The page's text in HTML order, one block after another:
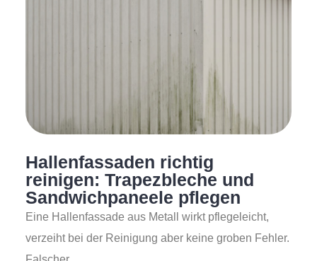
Hallenfassaden richtig
reinigen: Trapezbleche und
Sandwichpaneele pflegen
Eine Hallenfassade aus Metall wirkt pflegeleicht,
verzeiht bei der Reinigung aber keine groben Fehler.